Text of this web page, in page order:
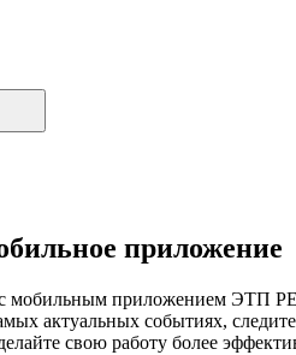
приложение
с мобильным приложением ЭТП
актуальных событиях,
свою работу более